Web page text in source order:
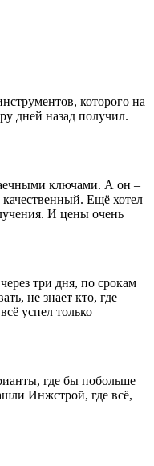
которого на
дней назад получил.
ключами. А он –
качественный. Ещё хотел
И цены очень
три дня, по срокам
не знает кто, где
успел только
где бы побольше
Инжстрой, где всё,